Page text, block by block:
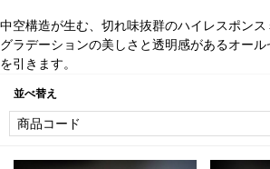
中空構造が生む、切れ味抜群のハイレスポンス
グラデーションの美しさと透明感があるオー
を引きます。
並べ替え